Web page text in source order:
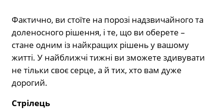
Фактично, ви стоїте на порозі надзвичайного та
доленосного рішення, і те, що ви оберете –
стане одним із найкращих рішень у вашому
житті. У найближчі тижні ви зможете здивувати
не тільки своє серце, а й тих, хто вам дуже
дорогий.
Стрілець